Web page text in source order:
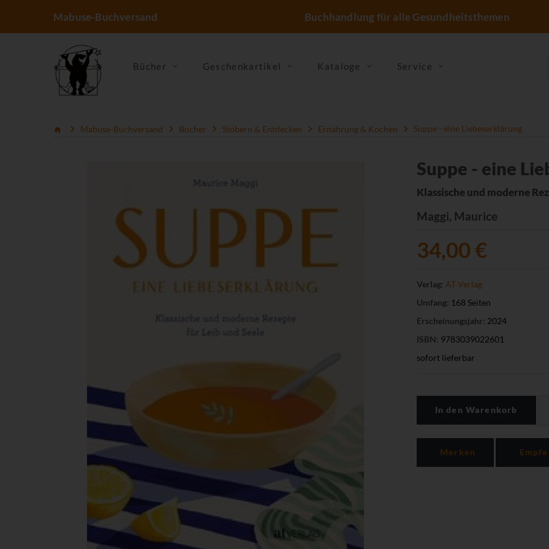
Mabuse-Buchversand Buchhandlung für alle Gesundheitsthemen
Bücher Geschenkartikel Kataloge Service
Mabuse-Buchversand Bücher Stöbern & Entdecken Ernährung & Kochen Suppe - eine Liebeserklärung
Suppe - eine
Klassische und moderne
Maggi, Maurice
34,00 €
Verlag: AT Verlag
Umfang: 168 Seiten
Erscheinungsjahr: 2024
ISBN: 9783039022601
sofort lieferbar
In den Warenkorb
Merken